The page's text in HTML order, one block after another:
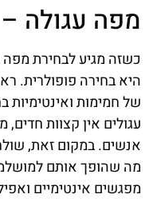
מפה עגולה
כשזה מגיע לבחירת מפה
היא בחירה פופולרית.
של חמימות
עגולים אין קצוות
אנשים. במקום זאת,
מה שהופך אותם
מפגשים אינטימיים